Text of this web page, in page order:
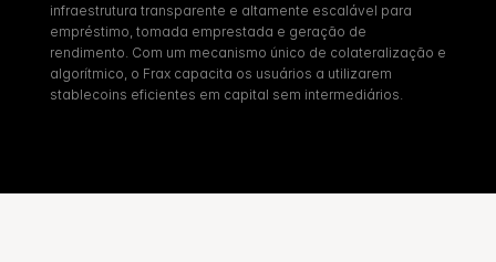
infraestrutura transparente e altamente escalável para
empréstimo, tomada emprestada e geração de
rendimento. Com um mecanismo único de colateralização e
algorítmico, o Frax capacita os usuários a utilizarem
stablecoins eficientes em capital sem intermediários.